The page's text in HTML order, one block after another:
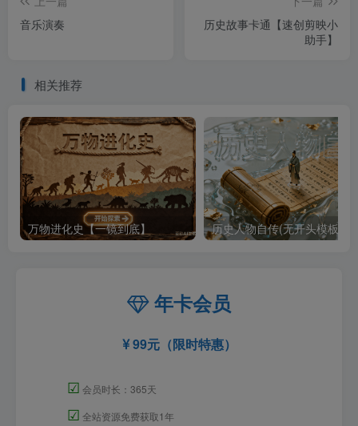
音乐演奏
历史故事卡通【速创剪映小
助手】
相关推荐
万物进化史【一镜到底】 历史人物自传(无开头模板)
年卡会员
99元（限时特惠）
☑ 会员时长：365天
☑ 全站资源免费获取1年